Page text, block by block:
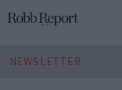
NEWSLETTER